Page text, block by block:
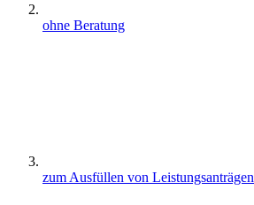
ohne Beratung
zum Ausfüllen von Leistungsanträgen